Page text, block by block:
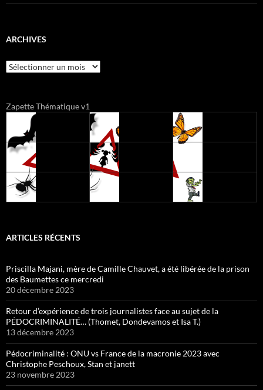
ARCHIVES
Archives
Zapette Thématique v1
ARTICLES RÉCENTS
Priscilla Majani, mère de Camille Chauvet, a été libérée de la prison
des Baumettes ce mercredi
20 décembre 2023
Retour d’expérience de trois journalistes face au sujet de la
PÉDOCRIMINALITÉ… (Thomet, Dondevamos et Isa T.)
13 décembre 2023
Pédocriminalité : ONU vs France de la macronie 2023 avec
Christophe Peschoux, Stan et janett
23 novembre 2023